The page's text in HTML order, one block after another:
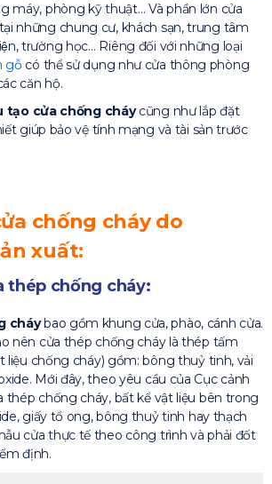
máy, phòng kỹ thuật… Và phần lớn cửa
những chung cư, khách sạn, trung tâm
trường học… Riêng đối với những loại
gỗcó thể sử dụng như cửa thông phòng
căn hộ.
tạo cửa chống cháycũng như lắp đặt
giúp bảo vệ tính mạng và tài sản trước
chống cháy do
xuất:
thép chống cháy:
cháybao gồm khung cửa, phào, cánh cửa.
nên cửa thép chống cháy là thép tấm
liệu chống cháy) gồm: bông thuỷ tinh, vải
Mới đây, theo yêu cầu của Cục cảnh
thép chống cháy, bất kể vật liệu bên trong
giấy tổ ong, bông thuỷ tinh hay thạch
cửa thực tế theo công trình và phải đốt
định.